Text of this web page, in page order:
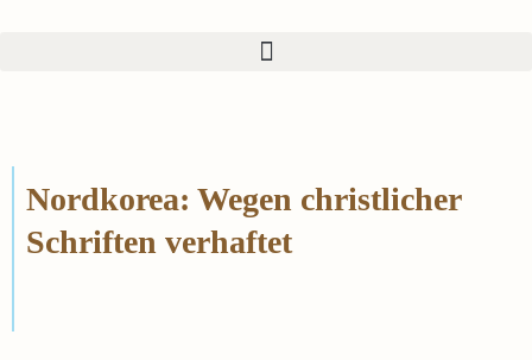
Nordkorea: Wegen christlicher
Schriften verhaftet